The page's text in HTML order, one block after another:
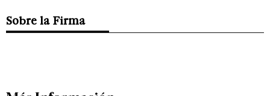
Sobre la Firma